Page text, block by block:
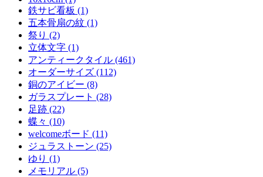
鉄サビ看板 (1)
五本骨扇の紋 (1)
祭り (2)
立体文字 (1)
アンティークタイル (461)
オーダーサイズ (112)
銅のアイビー (8)
ガラスプレート (28)
足跡 (22)
蝶々 (10)
welcomeボード (11)
ジュラストーン (25)
ゆり (1)
メモリアル (5)